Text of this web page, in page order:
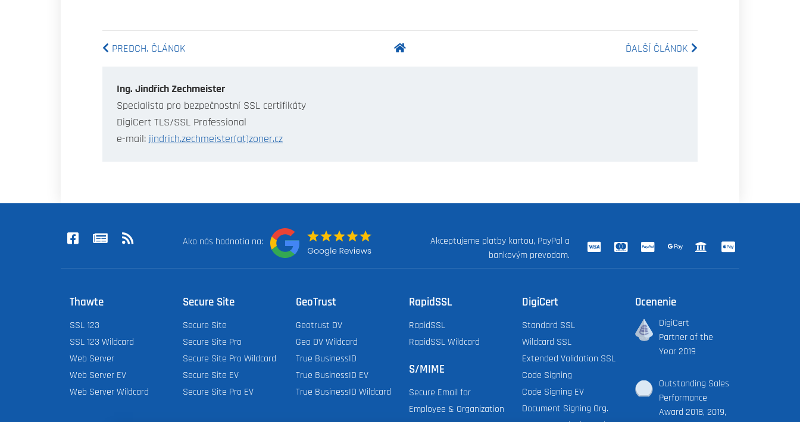
PREDCH. ČLÁNOK ĎALŠÍ ČLÁNOK
Ing. Jindřich Zechmeister
Specialista pro bezpečnostní SSL certifikáty
DigiCert TLS/SSL Professional
e-mail: jindrich.zechmeister(at)zoner.cz
Ako nás hodnotia na:
Akceptujeme platby kartou, PayPal a
bankovým prevodom.
Thawte
SSL 123
SSL 123 Wildcard
Web Server
Web Server EV
Web Server Wildcard
Secure Site
Secure Site
Secure Site Pro
Secure Site Pro Wildcard
Secure Site EV
Secure Site Pro EV
GeoTrust
Geotrust DV
Geo DV Wildcard
True BusinessID
True BusinessID EV
True BusinessID Wildcard
RapidSSL
RapidSSL
RapidSSL Wildcard
S/MIME
Secure Email for
Employee & Organization
DigiCert
Standard SSL
Wildcard SSL
Extended Validation SSL
Code Signing
Code Signing EV
Document Signing Org.
Ocenenie
DigiCert
Partner of the
Year 2019
Outstanding Sales
Performance
Award 2018, 2019,